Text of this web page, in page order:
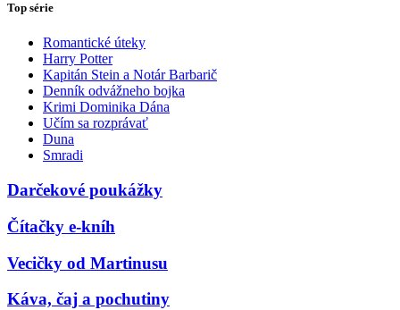
Top série
Romantické úteky
Harry Potter
Kapitán Stein a Notár Barbarič
Denník odvážneho bojka
Krimi Dominika Dána
Učím sa rozprávať
Duna
Smradi
Darčekové poukážky
Čítačky e-kníh
Vecičky od Martinusu
Káva, čaj a pochutiny